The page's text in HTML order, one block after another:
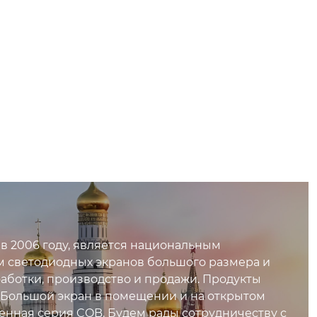
2006 году, является национальным
экранов большого размера и
производство и продажи. Продукты
экран в помещении и на открытом
серия COB. Будем рады сотрудничеству с